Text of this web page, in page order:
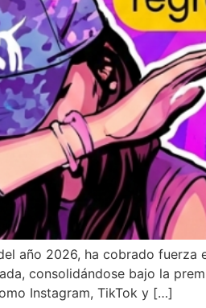
año 2026, ha cobrado
consolidándose bajo la
Instagram, TikTok y […]